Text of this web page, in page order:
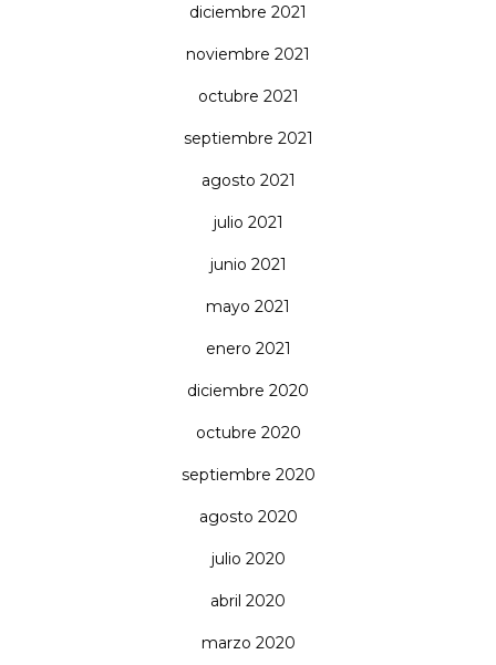
diciembre 2021
noviembre 2021
octubre 2021
septiembre 2021
agosto 2021
julio 2021
junio 2021
mayo 2021
enero 2021
diciembre 2020
octubre 2020
septiembre 2020
agosto 2020
julio 2020
abril 2020
marzo 2020